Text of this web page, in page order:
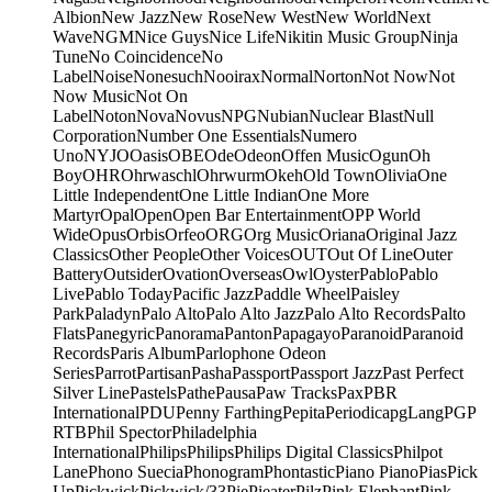
AlbionNew JazzNew RoseNew WestNew WorldNext
WaveNGMNice GuysNice LifeNikitin Music GroupNinja
TuneNo CoincidenceNo
LabelNoiseNonesuchNooiraxNormalNortonNot NowNot
Now MusicNot On
LabelNotonNovaNovusNPGNubianNuclear BlastNull
CorporationNumber One EssentialsNumero
UnoNYJOOasisOBEOdeOdeonOffen MusicOgunOh
BoyOHROhrwaschlOhrwurmOkehOld TownOliviaOne
Little IndependentOne Little IndianOne More
MartyrOpalOpenOpen Bar EntertainmentOPP World
WideOpusOrbisOrfeoORGOrg MusicOrianaOriginal Jazz
ClassicsOther PeopleOther VoicesOUTOut Of LineOuter
BatteryOutsiderOvationOverseasOwlOysterPabloPablo
LivePablo TodayPacific JazzPaddle WheelPaisley
ParkPaladynPalo AltoPalo Alto JazzPalo Alto RecordsPalto
FlatsPanegyricPanoramaPantonPapagayoParanoidParanoid
RecordsParis AlbumParlophone Odeon
SeriesParrotPartisanPashaPassportPassport JazzPast Perfect
Silver LinePastelsPathePausaPaw TracksPaxPBR
InternationalPDUPenny FarthingPepitaPeriodicapgLangPGP
RTBPhil SpectorPhiladelphia
InternationalPhilipsPhilipsPhilips Digital ClassicsPhilpot
LanePhono SueciaPhonogramPhontasticPiano PianoPiasPick